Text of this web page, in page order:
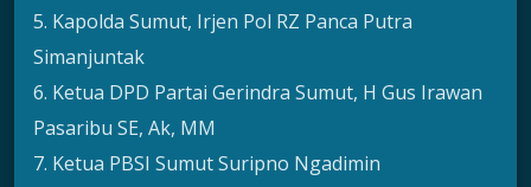
5. Kapolda Sumut, Irjen Pol RZ Panca Putra
Simanjuntak
6. Ketua DPD Partai Gerindra Sumut, H Gus Irawan
Pasaribu SE, Ak, MM
7. Ketua PBSI Sumut Suripno Ngadimin